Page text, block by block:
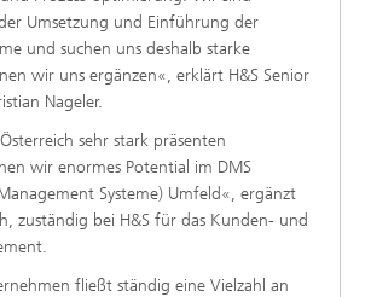
Umsetzung und Einführung der
und suchen uns deshalb starke
wir uns ergänzen«, erklärt H&S Senior
Nageler.
sehr stark präsenten
wir enormes Potential im DMS
Systeme) Umfeld«, ergänzt
zuständig bei H&S für das Kunden- und
fließt ständig eine Vielzahl an